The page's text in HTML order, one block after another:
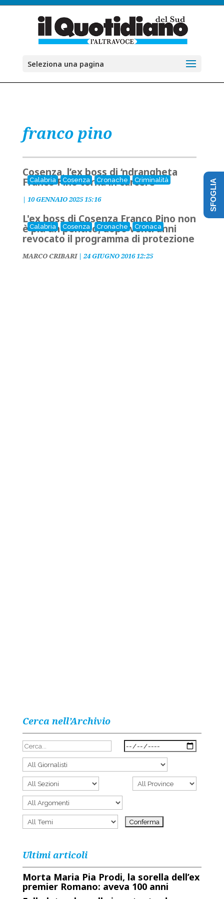
Seleziona una pagina
franco pino
Calabria Cosenza Cronache Criminalità
Cosenza, l’ex boss di ‘ndrangheta
Franco Pino torna in carcere
| 10 GENNAIO 2025 15:16
Calabria Cosenza Cronache Cronaca
L'ex boss di Cosenza Franco Pino non
è più un pentito, dopo venti anni
revocato il programma di protezione
MARCO CRIBARI| 24 GIUGNO 2016 12:25
Cerca nell’Archivio
Ultimi articoli
Morta Maria Pia Prodi, la sorella dell’ex
premier Romano: aveva 100 anni
SFOGLIA